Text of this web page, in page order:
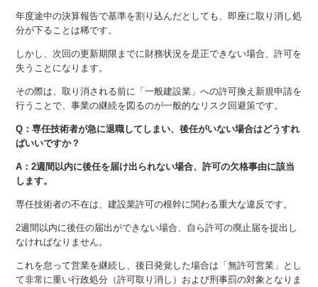
年度途中の決算報告で基準を割り込んだとしても、即座に取り消し処
分が下ることは稀です。
しかし、次回の更新期限までに財務状況を是正できない場合、許可を
失うことになります。
その際は、取り消される前に「一般建設業」への許可換え新規申請を
行うことで、事業の継続を図るのが一般的なリスク回避策です。
Q：専任技術者が急に退職してしまい、後任がいない場合はどうすれ
ばいいですか？
A：2週間以内に後任を届け出られない場合、許可の欠格事由に該当
します。
専任技術者の不在は、建設業許可の根幹に関わる重大な違反です。
2週間以内に後任の届出ができない場合、自ら許可の廃止届を提出し
なければなりません。
これを怠って営業を継続し、後日発覚した場合は「無許可営業」とし
て非常に重い行政処分（許可取り消し）および刑事罰の対象となりま